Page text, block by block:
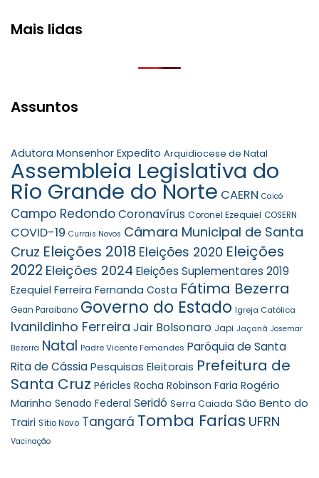
Mais lidas
Assuntos
Adutora Monsenhor Expedito Arquidiocese de Natal
Assembleia Legislativa do
Rio Grande do Norte CAERN Caicó
Campo RedondoCoronavírus Coronel Ezequiel COSERN
COVID-19 Currais Novos Câmara Municipal de Santa
Cruz Eleições 2018 Eleições 2020 Eleições
2022 Eleições 2024 Eleições Suplementares 2019
Ezequiel Ferreira Fernanda Costa Fátima Bezerra
Gean Paraibano Governo do Estado Igreja Católica
Ivanildinho Ferreira Jair Bolsonaro Japi Jaçanã Josemar
Bezerra Natal Padre Vicente Fernandes Paróquia de Santa
Rita de CássiaPesquisas Eleitorais Prefeitura de
Santa Cruz Péricles Rocha Robinson Faria Rogério
Marinho Senado Federal Seridó Serra Caiada São Bento do
Trairi Sítio Novo Tangará Tomba Farias UFRN
Vacinação